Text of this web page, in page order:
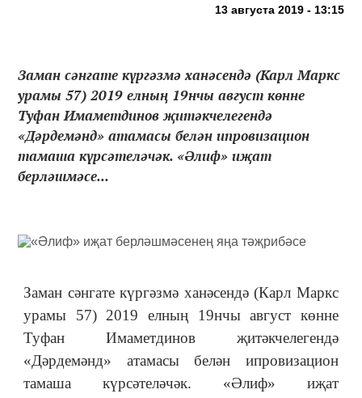
13 августа 2019 - 13:15
Заман сәнгате күргәзмә ханәсендә (Карл Маркс
урамы 57) 2019 елның 19нчы август көнне
Туфан Имаметдинов җитәкчелегендә
«Дәрдемәнд» атамасы белән ипровизацион
тамаша күрсәтеләчәк. «Әлиф» иҗат
берләшмәсе...
Заман сәнгате күргәзмә ханәсендә (Карл Маркс
урамы 57) 2019 елның 19нчы август көнне
Туфан Имаметдинов җитәкчелегендә
«Дәрдемәнд» атамасы белән ипровизацион
тамаша күрсәтеләчәк. «Әлиф» иҗат